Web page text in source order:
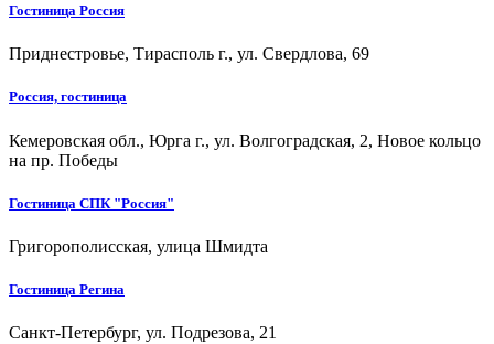
Гостиница Россия
Приднестровье, Тирасполь г., ул. Свердлова, 69
Россия, гостиница
Кемеровская обл., Юрга г., ул. Волгоградская, 2, Новое кольцо
на пр. Победы
Гостиница СПК "Россия"
Григорополисская, улица Шмидта
Гостиница Регина
Санкт-Петербург, ул. Подрезова, 21